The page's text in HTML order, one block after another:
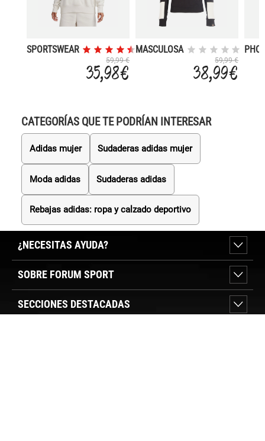
SPORTSWEAR
59,99 €
35,98 €
MASCULOSA
59,99 €
38,99 €
CATEGORÍAS QUE TE PODRÍAN INTERESAR
Adidas mujer Sudaderas adidas mujer
Moda adidas Sudaderas adidas
Rebajas adidas: ropa y calzado deportivo
¿NECESITAS AYUDA?
SOBRE FORUM SPORT
SECCIONES DESTACADAS